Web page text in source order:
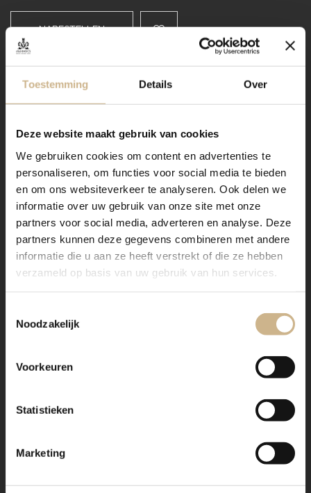
Toestemming Details Over
Deze website maakt gebruik van cookies
We gebruiken cookies om content en advertenties te
personaliseren, om functies voor social media te bieden
en om ons websiteverkeer te analyseren. Ook delen we
informatie over uw gebruik van onze site met onze
partners voor social media, adverteren en analyse. Deze
partners kunnen deze gegevens combineren met andere
informatie die u aan ze heeft verstrekt of die ze hebben
verzameld op basis van uw gebruik van hun services.
Noodzakelijk
Voorkeuren
Statistieken
Marketing
NABESTELLEN
VRAAG STELLEN / OFFERTE OP MAAT AANVRAGEN
Dit meubel aanpassen naar
jouw wensen? Zo werkt het:
Verzending
Dit meubel is handgemaakt en -geschilderd en kan in
worden nabesteld.